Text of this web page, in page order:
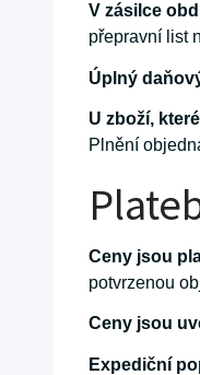
V zásilce
přepravní list
Úplný
U zboží,
Plnění
Ceny jsou
potvrzenou
Ceny jsou
Expediční